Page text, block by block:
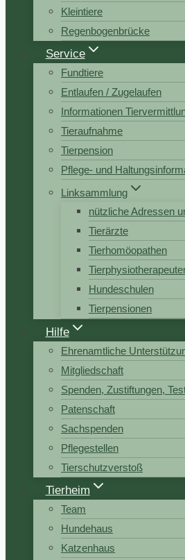
Kleintiere
Regenbogenbrücke
Service
Fundtiere
Entlaufen / Zugelaufen
Informationen
Tieraufnahme
Tierpension
Pflege- und
Linksammlung
nützliche Adressen
Tierärzte
Tierhomöopathen
Hundeschulen
Tierpensionen
Hilfe
Ehrenamtliche
Mitgliedschaft
Spenden, Zustiftungen,
Patenschaft
Sachspenden
Pflegestellen
Tierschutzverstoß
Tierheim
Team
Hundehaus
Katzenhaus